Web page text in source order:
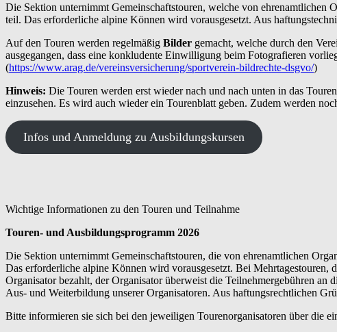
Die Sektion unternimmt Gemeinschaftstouren, welche von ehrenamtlichen
teil. Das erforderliche alpine Können wird vorausgesetzt. Aus
Auf den Touren werden regelmäßig Bilder gemacht, welche durch den
ausgegangen, dass eine konkludente Einwilligung beim Fotografieren
(https://www.arag.de/vereinsversicherung/sportverein-bildrechte-dsgvo/)
Hinweis: Die Touren werden erst wieder nach und nach unten in das
einzusehen. Es wird auch wieder ein Tourenblatt geben. Zudem werden
Infos und Anmeldung zu Ausbildungskursen
Wichtige Informationen zu den Touren und Teilnahme
Touren- und Ausbildungsprogramm 2026
Die Sektion unternimmt Gemeinschaftstouren, die von ehrenamtlichen
Das erforderliche alpine Können wird vorausgesetzt. Bei
Organisator bezahlt, der Organisator überweist die Teilnehmergebühren
Aus- und Weiterbildung unserer Organisatoren. Aus haftungsrechtlichen
Bitte informieren sie sich bei den jeweiligen Tourenorganisatoren über die